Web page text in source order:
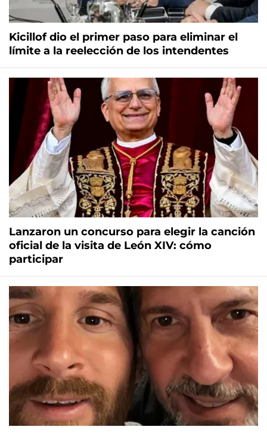
Kicillof dio el primer paso para eliminar el
límite a la reelección de los intendentes
Lanzaron un concurso para elegir la canción
oficial de la visita de León XIV: cómo
participar